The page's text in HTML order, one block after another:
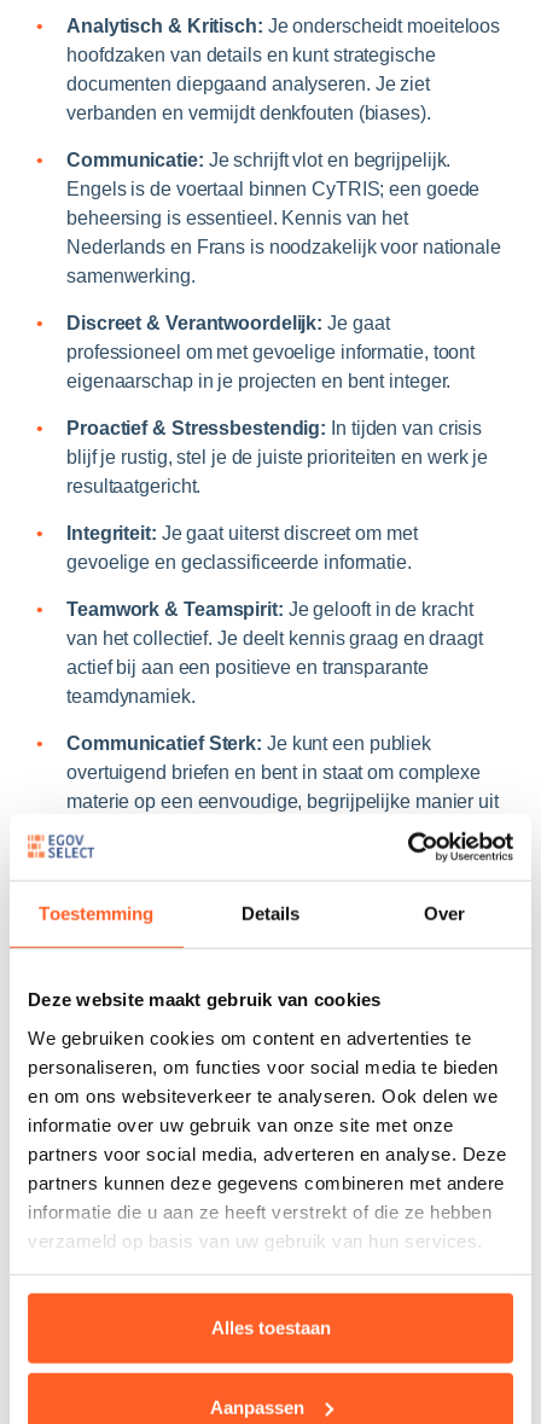
Toestemming Details Over
Deze website maakt gebruik van cookies
We gebruiken cookies om content en advertenties te
personaliseren, om functies voor social media te bieden
en om ons websiteverkeer te analyseren. Ook delen we
informatie over uw gebruik van onze site met onze
partners voor social media, adverteren en analyse. Deze
partners kunnen deze gegevens combineren met andere
informatie die u aan ze heeft verstrekt of die ze hebben
verzameld op basis van uw gebruik van hun services.
Alles toestaan
Aanpassen
Analytisch & Kritisch: Je onderscheidt moeiteloos
hoofdzaken van details en kunt strategische
documenten diepgaand analyseren. Je ziet
verbanden en vermijdt denkfouten (biases).
Communicatie: Je schrijft vlot en begrijpelijk.
Engels is de voertaal binnen CyTRIS; een goede
beheersing is essentieel. Kennis van het
Nederlands en Frans is noodzakelijk voor nationale
samenwerking.
Discreet & Verantwoordelijk: Je gaat
professioneel om met gevoelige informatie, toont
eigenaarschap in je projecten en bent integer.
Proactief & Stressbestendig: In tijden van crisis
blijf je rustig, stel je de juiste prioriteiten en werk je
resultaatgericht.
Integriteit: Je gaat uiterst discreet om met
gevoelige en geclassificeerde informatie.
Teamwork & Teamspirit: Je gelooft in de kracht
van het collectief. Je deelt kennis graag en draagt
actief bij aan een positieve en transparante
teamdynamiek.
Communicatief Sterk: Je kunt een publiek
overtuigend briefen en bent in staat om complexe
materie op een eenvoudige, begrijpelijke manier uit
te leggen.
Het verkrijgen van een veiligheidsmachtiging door de
overeenstemming met de wet van 11 december 1998
betreffende de classificatie, de
veiligheidsmachtigingen, de veiligheidsattesten en de
veiligheidsadviezen, is een voorwaarde om deze
functie te kunnen uitoefenen en te blijven uitoefenen.
Door bij het CCB te werken, stem je ermee in een
veiligheidsverificatie en een veiligheidsonderzoek te
ondergaan, conform de geldende wetgeving.
Het veiligheidsonderzoek omvat onder meer:
Na je indiensttreding voert de Nationale